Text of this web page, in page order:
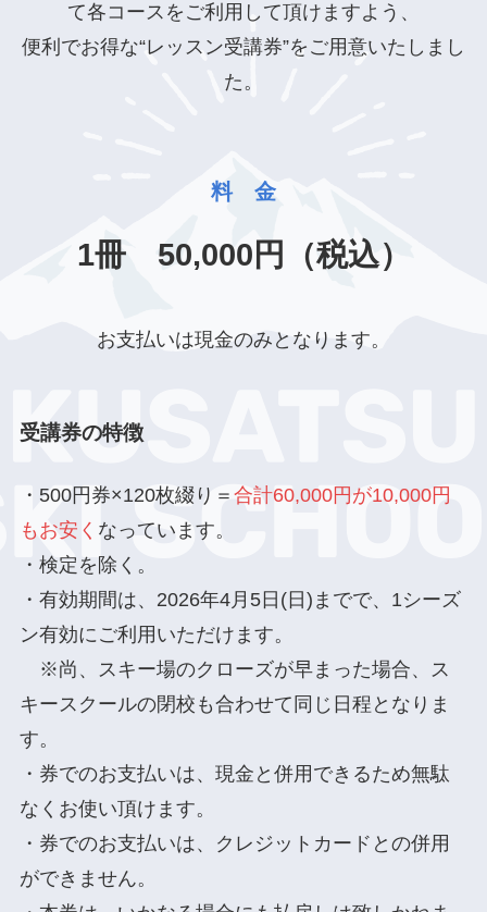
て各コースをご利用して頂けますよう、
便利でお得な“レッスン受講券”をご用意いたしまし
た。
料 金
1冊 50,000円（税込）
お支払いは現金のみとなります。
受講券の特徴
・500円券×120枚綴り＝ 合計60,000円が10,000円
もお安く なっています。
・検定を除く。
・有効期間は、2026年4月5日(日)までで、1シーズ
ン有効にご利用いただけます。
※尚、スキー場のクローズが早まった場合、ス
キースクールの閉校も合わせて同じ日程となりま
す。
・券でのお支払いは、現金と併用できるため無駄
なくお使い頂けます。
・券でのお支払いは、クレジットカードとの併用
ができません。